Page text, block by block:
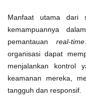
Manfaat utama dari
kemampuannya
pemantauan real-time
organisasi dapat
menjalankan kontrol
keamanan mereka,
tangguh dan responsif.